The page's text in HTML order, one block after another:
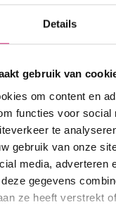
Details
gebruik van
om content en
functies voor social
te
gebruik van onze
media, adverteren
gegevens
ze heeft verstrekt
&
Blue
Food
€4,99